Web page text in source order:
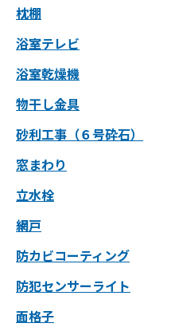
枕棚
浴室テレビ
浴室乾燥機
物干し金具
砂利工事（６号砕石）
窓まわり
立水栓
網戸
防カビコーティング
防犯センサーライト
面格子